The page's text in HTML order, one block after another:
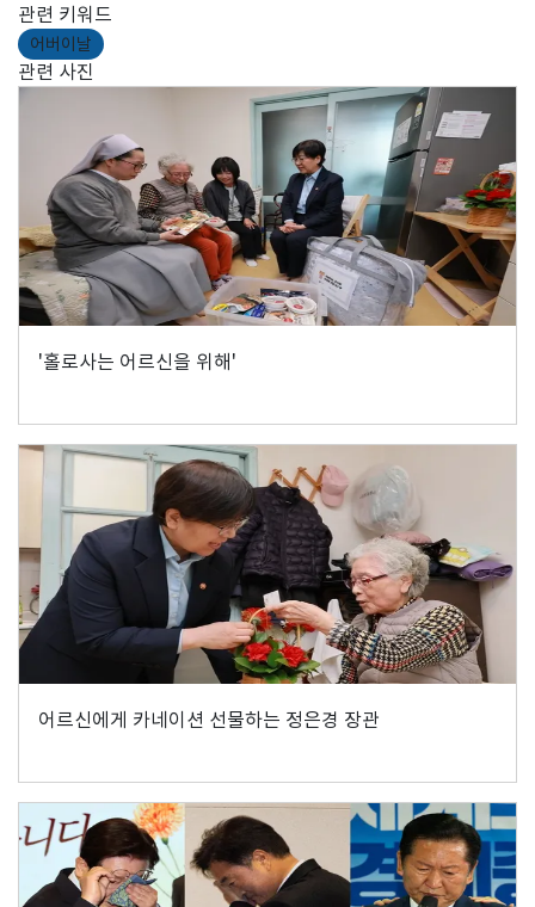
관련 키워드
어버이날
관련 사진
'홀로사는 어르신을 위해'
어르신에게 카네이션 선물하는 정은경 장관